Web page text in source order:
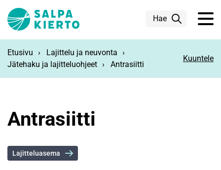
Hae
Etusivu
Lajittelu ja neuvonta
Jätehaku ja lajitteluohjeet
Antrasiitti
Kuuntele
Antrasiitti
Lajitteluasema